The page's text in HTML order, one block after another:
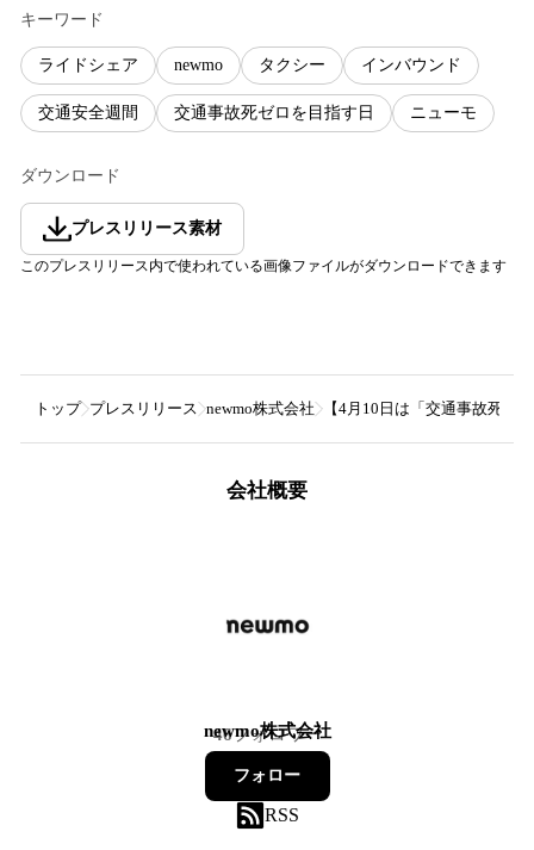
キーワード
ライドシェア newmo タクシー インバウンド
交通安全週間 交通事故死ゼロを目指す日 ニューモ
ダウンロード
プレスリリース素材
このプレスリリース内で使われている画像ファイルがダウンロードできます
トップ プレスリリース newmo株式会社 【4月10日は「交通事故死ゼ
会社概要
newmo株式会社
46フォロワー
フォロー
RSS